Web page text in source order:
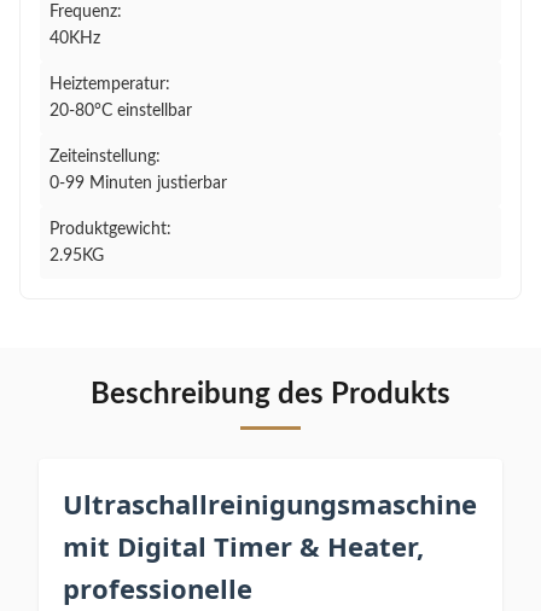
Frequenz:
40KHz
Heiztemperatur:
20-80°C einstellbar
Zeiteinstellung:
0-99 Minuten justierbar
Produktgewicht:
2.95KG
Beschreibung des Produkts
Ultraschallreinigungsmaschine
mit Digital Timer & Heater,
professionelle